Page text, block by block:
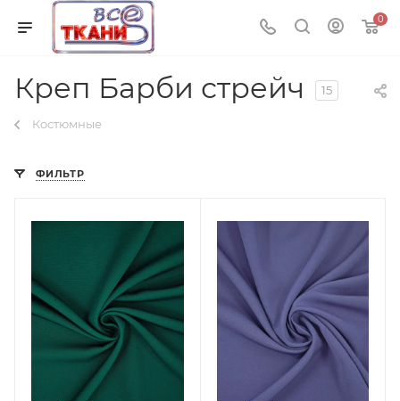
0
Креп Барби стрейч 15
Костюмные
ФИЛЬТР